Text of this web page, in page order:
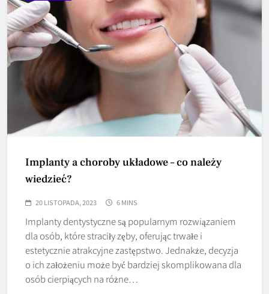
Implanty a choroby układowe – co należy
wiedzieć?
20 LISTOPADA, 2023 6 MINS
Implanty dentystyczne są popularnym rozwiązaniem
dla osób, które straciły zęby, oferując trwałe i
estetycznie atrakcyjne zastępstwo. Jednakże, decyzja
o ich założeniu może być bardziej skomplikowana dla
osób cierpiących na różne…